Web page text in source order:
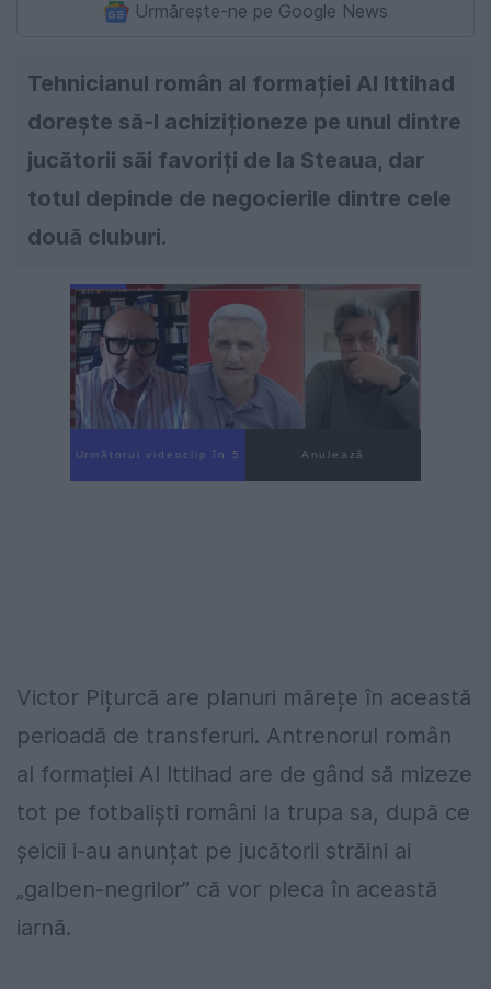
Urmărește-ne pe Google News
Tehnicianul român al formației Al Ittihad
dorește să-l achiziționeze pe unul dintre
jucătorii săi favoriți de la Steaua, dar
totul depinde de negocierile dintre cele
două cluburi.
Următorul videoclip în 4 Anulează
Victor Pițurcă are planuri mărețe în această
perioadă de transferuri. Antrenorul român
al formației Al Ittihad are de gând să mizeze
tot pe fotbaliști români la trupa sa, după ce
șeicii i-au anunțat pe jucătorii străini ai
„galben-negrilor” că vor pleca în această
iarnă.